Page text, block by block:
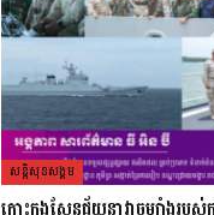
សន្តិសុខសង្គម